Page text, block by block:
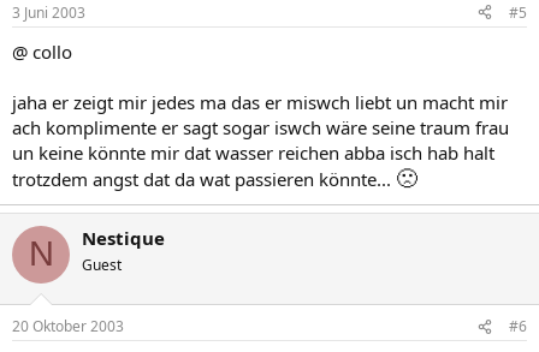
3 Juni 2003 #5
@ collo
jaha er zeigt mir jedes ma das er miswch liebt un macht mir
ach komplimente er sagt sogar iswch wäre seine traum frau
un keine könnte mir dat wasser reichen abba isch hab halt
trotzdem angst dat da wat passieren könnte... 🙁
N Nestique
Guest
20 Oktober 2003 #6